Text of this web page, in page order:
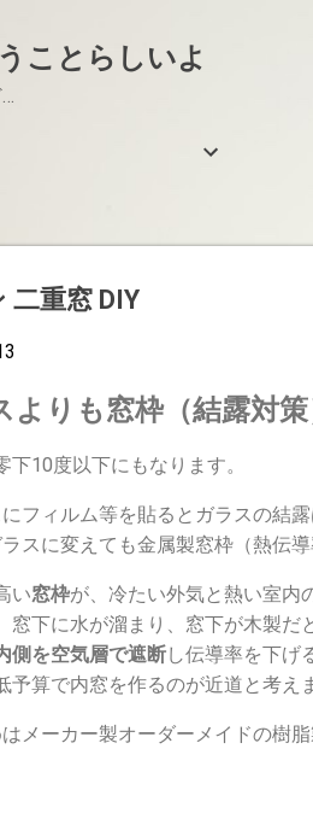
ことらしいよ
二重窓 DIY
よりも窓枠（結露対策
下10度以下にもなります。
フィルム等を貼るとガラスの結
スに変えても金属製窓枠（熱伝
い窓枠が、冷たい外気と熱い室内
窓下に水が溜まり、窓下が木製だ
側を空気層で遮断し伝導率を下げ
予算で内窓を作るのが近道と考え
メーカー製オーダーメイドの樹脂